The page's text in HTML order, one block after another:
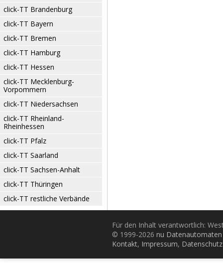
click-TT Brandenburg
click-TT Bayern
click-TT Bremen
click-TT Hamburg
click-TT Hessen
click-TT Mecklenburg-
Vorpommern
click-TT Niedersachsen
click-TT Rheinland-
Rheinhessen
click-TT Pfalz
click-TT Saarland
click-TT Sachsen-Anhalt
click-TT Thüringen
click-TT restliche Verbände
Für den Inhalt verantwortlich:
© 1999-2026 nu
Kontakt, Impressum, Datenschutz